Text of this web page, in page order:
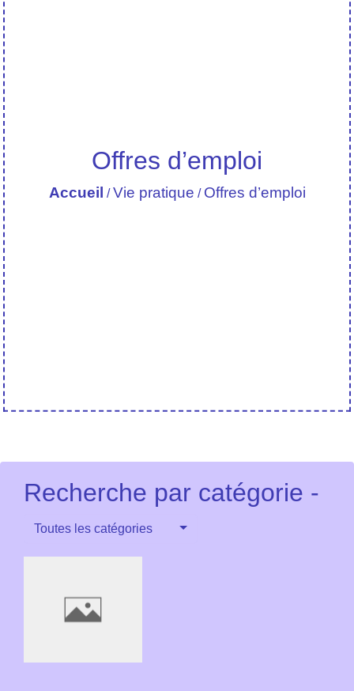
Offres d’emploi
Accueil /Vie pratique / Offres d’emploi
Recherche par catégorie -
Toutes les catégories